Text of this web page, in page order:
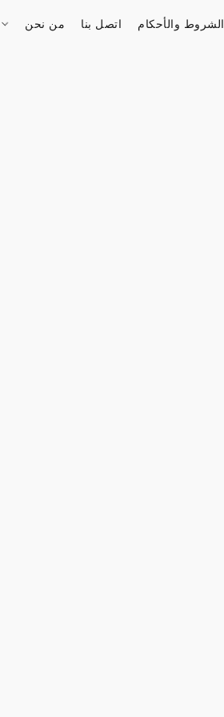
الستور من نحن اتصل بنا الشروط والأحكام